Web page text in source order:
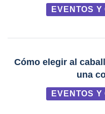
EVENTOS
Cómo elegir al
una
EVENTOS